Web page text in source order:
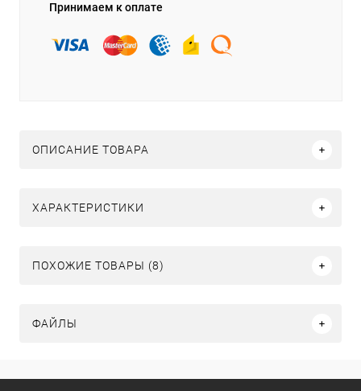
Принимаем к оплате
ОПИСАНИЕ ТОВАРА
ХАРАКТЕРИСТИКИ
ПОХОЖИЕ ТОВАРЫ (8)
ФАЙЛЫ